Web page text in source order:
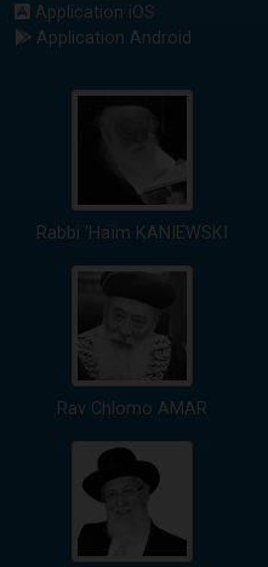
Application iOS
Application Android
Rabbi 'Haïm KANIEWSKI
Rav Chlomo AMAR